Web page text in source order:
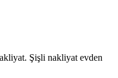
Şişli nakliyat evden